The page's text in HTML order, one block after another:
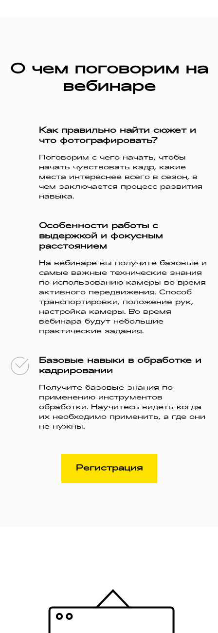
О чем поговорим на
вебинаре
Как правильно найти сюжет и
что фотографировать?
Поговорим с чего начать, чтобы
начать чувствовать кадр, какие
места интереснее всего в сезон, в
чем заключается процесс развития
навыка.
Особенности работы с
выдержкой и фокусным
расстоянием
На вебинаре вы получите базовые и
самые важные технические знания
по использованию камеры во время
активного передвижения. Способ
транспортировки, положение рук,
настройка камеры. Во время
вебинара будут небольшие
практические задания.
Базовые навыки в обработке и
кадрировании
Получите базовые знания по
применению инструментов
обработки. Научитесь видеть когда
их необходимо применить, а где они
не нужны.
Регистрация